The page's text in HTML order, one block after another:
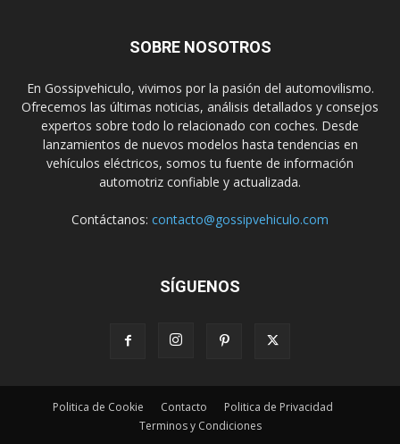
SOBRE NOSOTROS
En Gossipvehiculo, vivimos por la pasión del automovilismo.
Ofrecemos las últimas noticias, análisis detallados y consejos
expertos sobre todo lo relacionado con coches. Desde
lanzamientos de nuevos modelos hasta tendencias en
vehículos eléctricos, somos tu fuente de información
automotriz confiable y actualizada.
Contáctanos: contacto@gossipvehiculo.com
SÍGUENOS
Politica de Cookie Contacto
Politica de Privacidad
Terminos y Condiciones